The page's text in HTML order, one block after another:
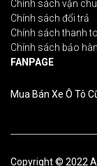
Chính sách vận
Chính sách đổi trả
Chính sách thanh
Chính sách bảo
FANPAGE
Mua Bán Xe Ô Tô
Copyright © 2022